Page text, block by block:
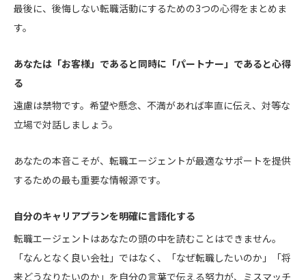
最後に、後悔しない転職活動にするための3つの心得をまとめま
す。
あなたは「お客様」であると同時に「パートナー」であると心得
る
遠慮は禁物です。希望や懸念、不満があれば率直に伝え、対等な
立場で対話しましょう。
あなたの本音こそが、転職エージェントが最適なサポートを提供
するための最も重要な情報源です。
自分のキャリアプランを明確に言語化する
転職エージェントはあなたの頭の中を読むことはできません。
「なんとなく良い会社」ではなく、「なぜ転職したいのか」「将
来どうなりたいのか」を自分の言葉で伝える努力が、ミスマッチ